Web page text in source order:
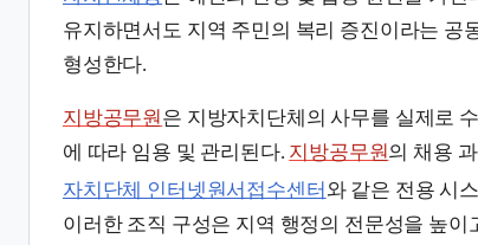
유지하면서도 지역 주민의 복리 증진이라는 공
형성한다.
지방공무원 은 지방자치단체의 사무를 실제로
에 따라 임용 및 관리된다. 지방공무원의 채용
자치단체 인터넷원서접수센터 와 같은 전용 시
이러한 조직 구성은 지역 행정의 전문성을 높이